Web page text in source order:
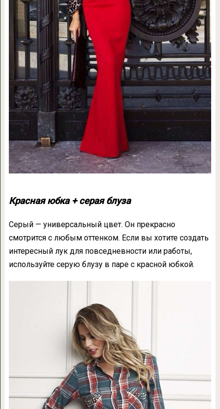
Красная юбка + серая блуза
Серый — универсальный цвет. Он прекрасно
смотрится с любым оттенком. Если вы хотите создать
интересный лук для повседневности или работы,
используйте серую блузу в паре с красной юбкой.